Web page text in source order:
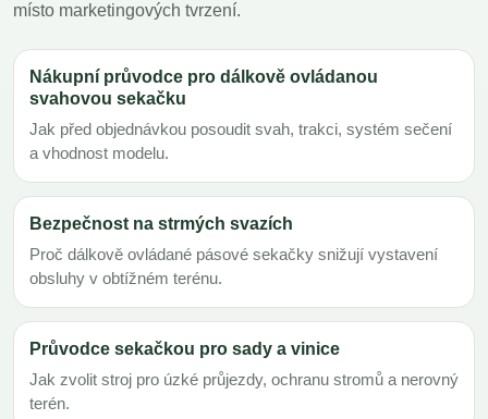
místo marketingových tvrzení.
Nákupní průvodce pro dálkově ovládanou
svahovou sekačku
Jak před objednávkou posoudit svah, trakci, systém sečení
a vhodnost modelu.
Bezpečnost na strmých svazích
Proč dálkově ovládané pásové sekačky snižují vystavení
obsluhy v obtížném terénu.
Průvodce sekačkou pro sady a vinice
Jak zvolit stroj pro úzké průjezdy, ochranu stromů a nerovný
terén.